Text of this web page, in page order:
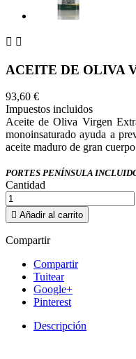
 
ACEITE DE OLIVA
93,60 €
Impuestos incluidos
Aceite de Oliva Virgen
monoinsaturado ayuda a
aceite maduro de gran
PORTES PENÍNSULA
Cantidad
 Añadir al carrito
Compartir
Compartir
Tuitear
Google+
Pinterest
Descripción